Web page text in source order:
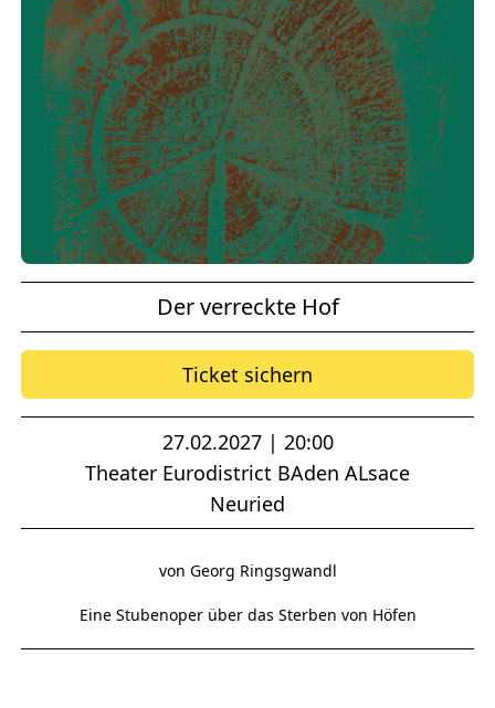
Der verreckte Hof
Ticket sichern
27.02.2027 | 20:00
Theater Eurodistrict BAden ALsace
Neuried
von Georg Ringsgwandl
Eine Stubenoper über das Sterben von Höfen